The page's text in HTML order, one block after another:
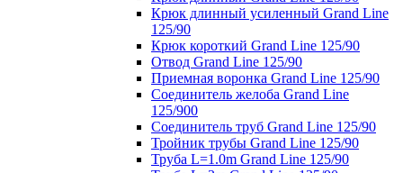
Крюк длинный усиленный Grand Line
125/90
Крюк короткий Grand Line 125/90
Отвод Grand Line 125/90
Приемная воронка Grand Line 125/90
Соединитель желоба Grand Line
125/900
Соединитель труб Grand Line 125/90
Тройник трубы Grand Line 125/90
Труба L=1.0m Grand Line 125/90